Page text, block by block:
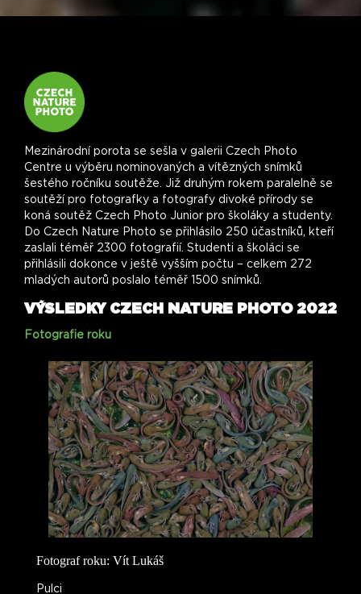
Mezinárodní porota se sešla v galerii Czech Photo
Centre u výběru nominovaných a vítězných snímků
šestého ročníku soutěže. Již druhým rokem paralelně se
soutěží pro fotografky a fotografy divoké přírody se
koná soutěž Czech Photo Junior pro školáky a studenty.
Do Czech Nature Photo se přihlásilo 250 účastníků, kteří
zaslali téměř 2300 fotografií. Studenti a školáci se
přihlásili dokonce v ještě vyšším počtu – celkem 272
mladých autorů poslalo téměř 1500 snímků.
VÝSLEDKY CZECH NATURE PHOTO 2022
Fotografie roku
Fotograf roku: Vít Lukáš
Pulci